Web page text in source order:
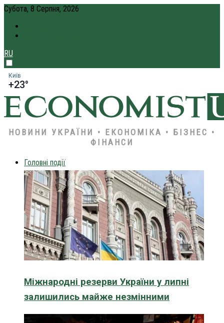
Субота, 8 Серпня, 2026
RU
Київ
+23°
НОВИНИ УКРАЇНИ • ЕКОНОМІКА • БІЗНЕС •
ФІНАНСИ
Головні події
Міжнародні резерви України у липні
залишились майже незмінними